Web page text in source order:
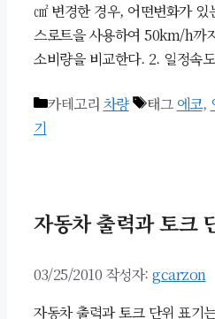
㎠ 변경한 경우, 어떤변화가 있
스로트을 사용하여 50km/h까
소비량을 비교한다. 2. 일정속
카테고리 차량 태그 에코,
기
자동차 출력과 토크
03/25/2010 작성자: gcarzon
자동차 출력과 토크 단위 표기